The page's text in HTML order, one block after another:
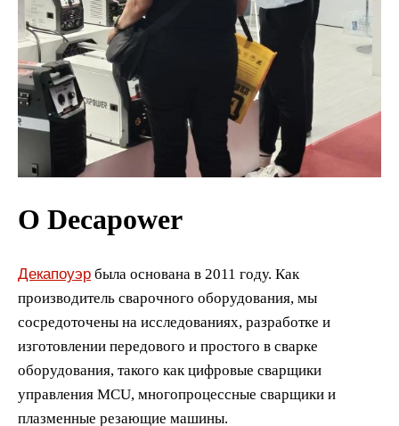
О Decapower
Декапоуэр была основана в 2011 году. Как
производитель сварочного оборудования, мы
сосредоточены на исследованиях, разработке и
изготовлении передового и простого в сварке
оборудования, такого как цифровые сварщики
управления MCU, многопроцессные сварщики и
плазменные резающие машины.